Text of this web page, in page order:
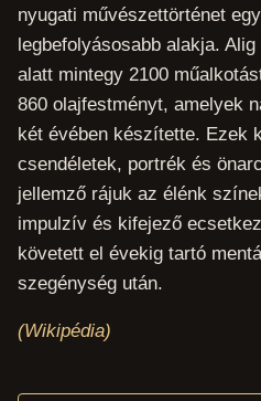
nyugati művészettörténet
legbefolyásosabb alakja.
alatt mintegy 2100
860 olajfestményt, amelyek
két évében készítette. Ezek
csendéletek, portrék és
jellemző rájuk az élénk
impulzív és kifejező
követett el évekig tartó
szegénység után.
(Wikipédia)